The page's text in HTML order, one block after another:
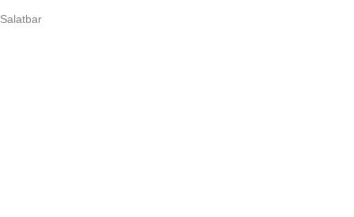
Salatbar